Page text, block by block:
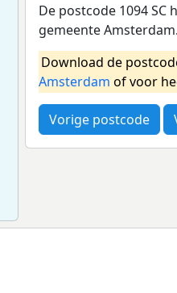
De postcode 1094
gemeente
Download de
Amsterdam of voor
Vorige postcode